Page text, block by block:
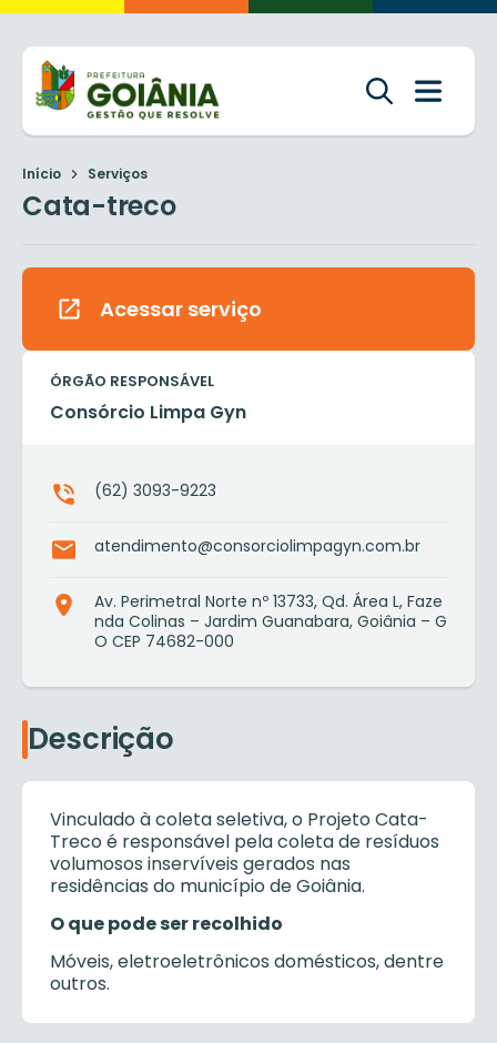
Início Serviços
Cata-treco
Acessar serviço
ÓRGÃO RESPONSÁVEL
Consórcio Limpa Gyn
(62) 3093-9223
atendimento@consorciolimpagyn.com.br
Av. Perimetral Norte nº 13733, Qd. Área L, Faze
nda Colinas – Jardim Guanabara, Goiânia – G
O CEP 74682-000
Descrição
Vinculado à coleta seletiva, o Projeto Cata-
Treco é responsável pela coleta de resíduos
volumosos inservíveis gerados nas
residências do município de Goiânia.
O que pode ser recolhido
Móveis, eletroeletrônicos domésticos, dentre
outros.